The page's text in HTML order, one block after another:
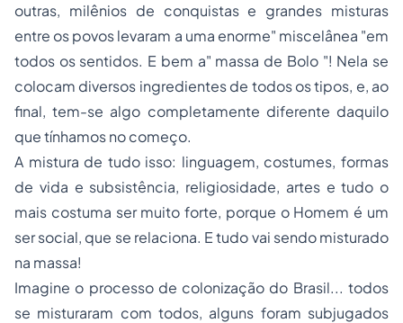
outras, milênios de conquistas e grandes misturas
entre os povos levaram a uma enorme" miscelânea "em
todos os sentidos. E bem a" massa de Bolo "! Nela se
colocam diversos ingredientes de todos os tipos, e, ao
final, tem-se algo completamente diferente daquilo
que tínhamos no começo.
A mistura de tudo isso: linguagem, costumes, formas
de vida e subsistência, religiosidade, artes e tudo o
mais costuma ser muito forte, porque o Homem é um
ser social, que se relaciona. E tudo vai sendo misturado
na massa!
Imagine o processo de colonização do Brasil... todos
se misturaram com todos, alguns foram subjugados